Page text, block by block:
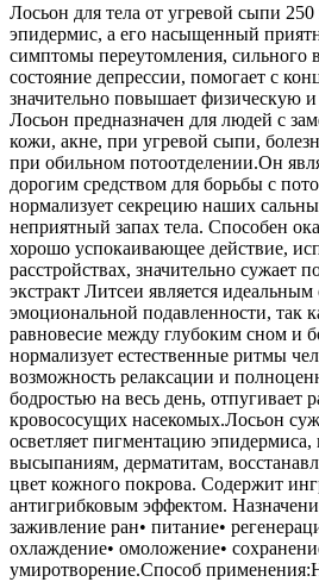
Лосьон для тела от угревой сыпи
эпидермис, а его насыщенный
симптомы переутомления, сильного
состояние депрессии, помогает с
значительно повышает физическую
Лосьон предназначен для людей с
кожи, акне, при угревой сыпи,
при обильном потоотделении.Он
дорогим средством для борьбы с
нормализует секрецию наших
неприятный запах тела. Способен
хорошо успокаивающее действие,
расстройствах, значительно сужает
экстракт Литсеи является
эмоциональной подавленности, так
равновесие между глубоким сном и
нормализует естественные ритмы
возможность релаксации и
бодростью на весь день, отпугивает
кровососущих насекомых.Лосьон
осветляет пигментацию эпидермиса,
высыпаниям, дерматитам,
цвет кожного покрова. Содержит
антигрибковым эффектом.
заживление ран• питание•
охлаждение• омоложение•
умиротворение.Способ